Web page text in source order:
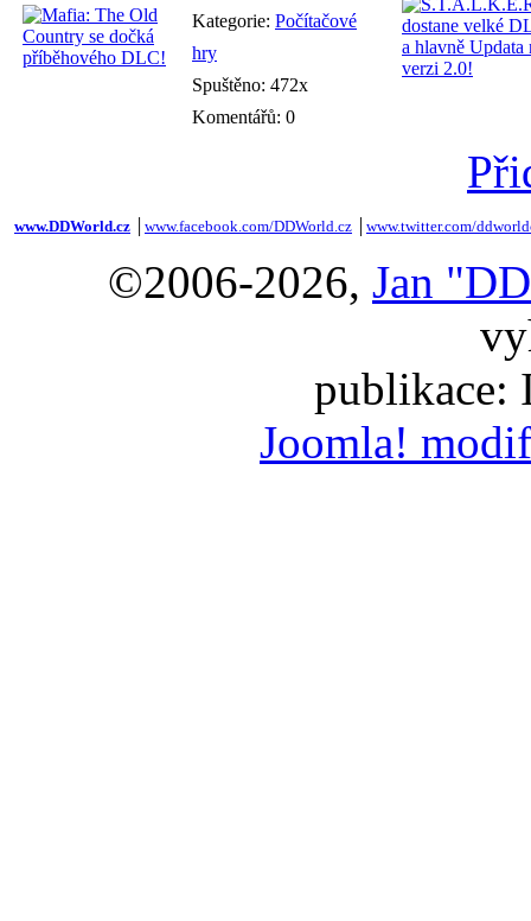
Kategorie: Počítačové
hry
Spuštěno: 472x
Komentářů: 0
www.DDWorld.cz www.facebook.com/DDWorld.cz www.twitter.com/
©2006-2026, Jan
publikace:
Joomla!